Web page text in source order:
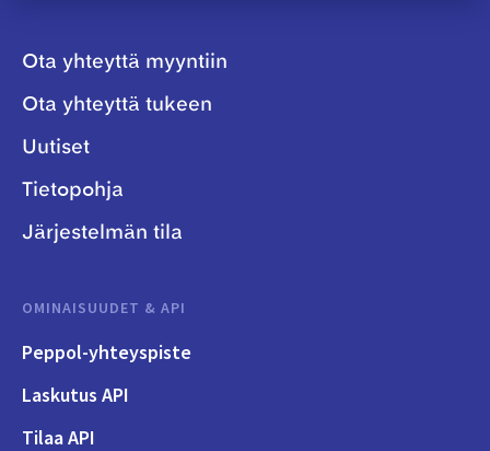
Ota yhteyttä myyntiin
Ota yhteyttä tukeen
Uutiset
Tietopohja
Järjestelmän tila
OMINAISUUDET & API
Peppol-yhteyspiste
Laskutus API
Tilaa API